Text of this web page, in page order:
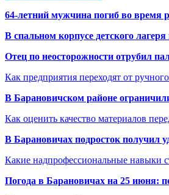
64-летний мужчина погиб во время
В спальном корпусе детского
Отец по неосторожности отрубил
Как предприятия переходят от
В Барановичском районе
Как оценить качество материалов
В Барановичах подросток получил
Какие надпрофессиональные навыки
Погода в Барановичах на 25 июня: